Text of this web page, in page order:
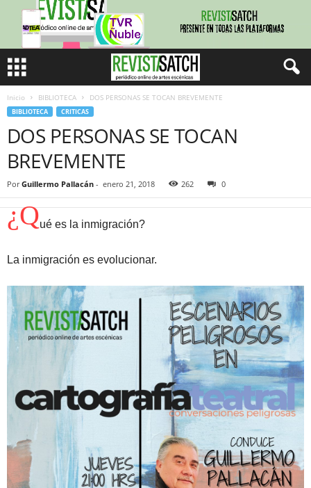
Inicio BIBLIOTECA DOS PERSONAS SE TOCAN BREVEMENTE
BIBLIOTECA CRITICAS
DOS PERSONAS SE TOCAN
BREVEMENTE
Por Guillermo Pallacán - enero 21, 2018 262 0
¿Qué es la inmigración?
La inmigración es evolucionar.